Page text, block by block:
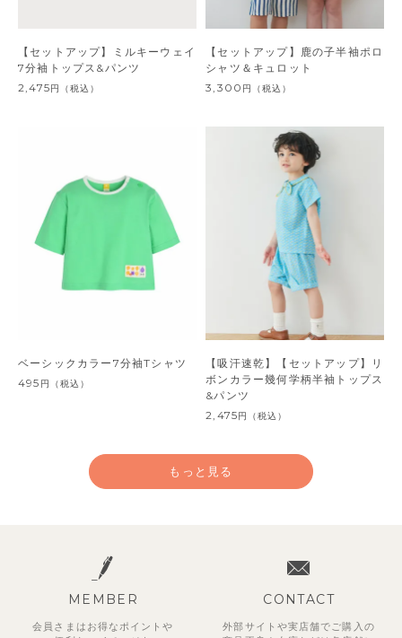
【セットアップ】ミルキーウェイ
7分袖トップス&パンツ
2,475円 （税込）
【セットアップ】鹿の子半袖ポロ
シャツ＆キュロット
3,300 円 （税込）
ベーシックカラー7分袖Tシャツ
495 円 （税込）
【吸汗速乾】【セットアップ】リ
ボンカラー幾何学柄半袖トップス
&パンツ
2,475円 （税込）
もっと見る
MEMBER
会員さまはお得なポイントや
CONTACT
外部サイトや実店舗でご購入の